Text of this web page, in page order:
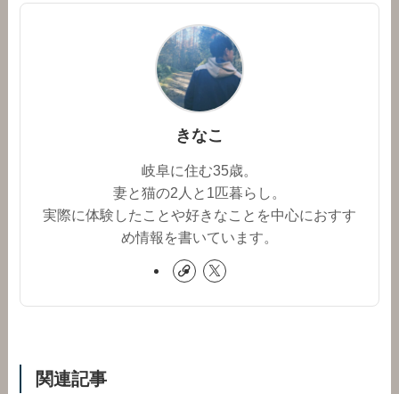
きなこ
岐阜に住む35歳。
妻と猫の2人と1匹暮らし。
実際に体験したことや好きなことを中心におすす
め情報を書いています。
関連記事